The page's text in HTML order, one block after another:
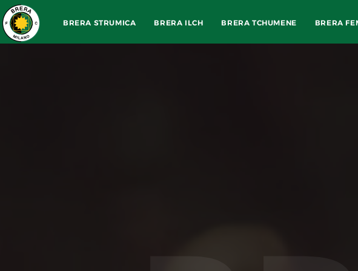
BRERA STRUMICA BRERA ILCH BRERA TCHUMENE BRERA